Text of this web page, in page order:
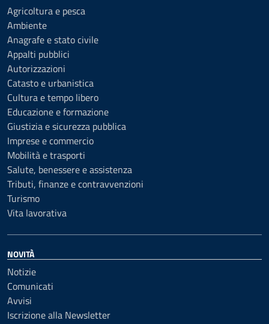
Agricoltura e pesca
Ambiente
Anagrafe e stato civile
Appalti pubblici
Autorizzazioni
Catasto e urbanistica
Cultura e tempo libero
Educazione e formazione
Giustizia e sicurezza pubblica
Imprese e commercio
Mobilità e trasporti
Salute, benessere e assistenza
Tributi, finanze e contravvenzioni
Turismo
Vita lavorativa
NOVITÀ
Notizie
Comunicati
Avvisi
Iscrizione alla Newsletter